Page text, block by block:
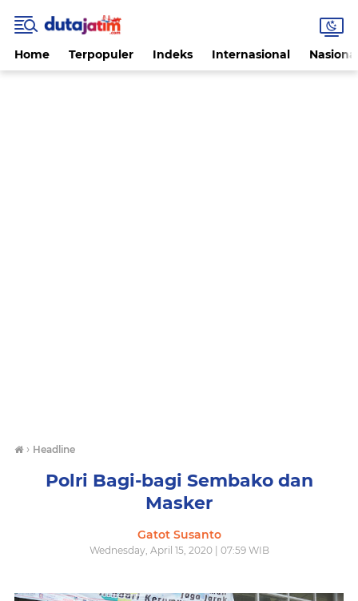
Home Terpopuler Indeks Internasional
› Headline
Polri Bagi-bagi Sembako dan
Masker
Gatot Susanto
Wednesday, April 15, 2020 | 07:59 WIB